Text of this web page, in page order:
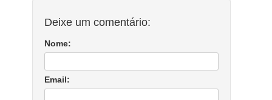
Deixe um comentário:
Nome:
Email: